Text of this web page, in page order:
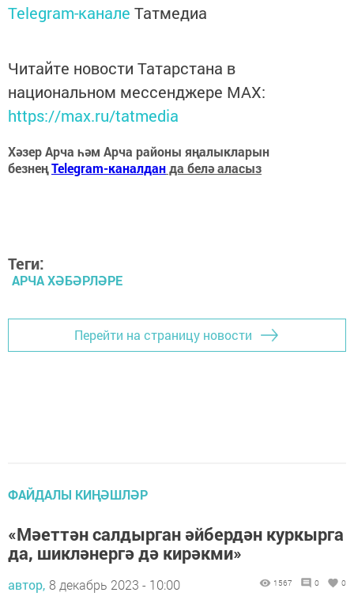
Telegram-канале Татмедиа
Читайте новости Татарстана в
национальном мессенджере MАХ:
https://max.ru/tatmedia
Хәзер Арча һәм Арча районы яңалыкларын
безнеңTelegram-каналданда белә аласыз
Теги:
АРЧА ХӘБӘРЛӘРЕ
Перейти на страницу новости
ФАЙДАЛЫ КИҢӘШЛӘР
«Мәеттән салдырган әйбердән куркырга
да, шикләнергә дә кирәкми»
автор, 8 декабрь 2023 - 10:00 1567 0 0